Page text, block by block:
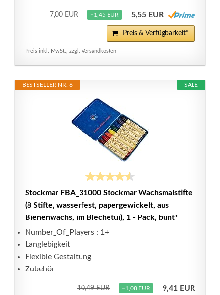
7,00 EUR −1,45 EUR 5,55 EUR
Preis & Verfügbarkeit*
Preis inkl. MwSt., zzgl. Versandkosten
SALE
BESTSELLER NR. 6
Stockmar FBA_31000 Stockmar Wachsmalstifte
(8 Stifte, wasserfest, papergewickelt, aus
Bienenwachs, im Blechetui), 1 - Pack, bunt*
Number_Of_Players : 1+
Langlebigkeit
Flexible Gestaltung
Zubehör
10,49 EUR −1,08 EUR 9,41 EUR